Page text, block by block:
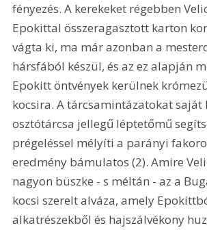
fényezés. A kerekeket régebben
Epokittal összeragasztott karton
vágta ki, ma már azonban a
hársfából készül, és az ez alapján
Epokitt öntvények kerülnek
kocsira. A tárcsamintázatokat saját
osztótárcsa jellegű léptetőmű
prégeléssel mélyíti a parányi
eredmény bámulatos (2). Amire
nagyon büszke - s méltán - az a
kocsi szerelt alváza, amely
alkatrészekből és hajszálvékony